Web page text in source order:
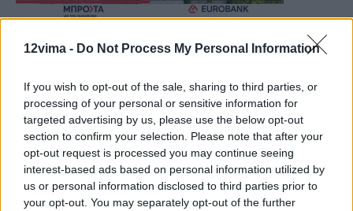
12vima - Do Not Process My Personal Information
If you wish to opt-out of the sale, sharing to third parties, or
processing of your personal or sensitive information for
targeted advertising by us, please use the below opt-out
section to confirm your selection. Please note that after your
opt-out request is processed you may continue seeing
interest-based ads based on personal information utilized by
us or personal information disclosed to third parties prior to
your opt-out. You may separately opt-out of the further